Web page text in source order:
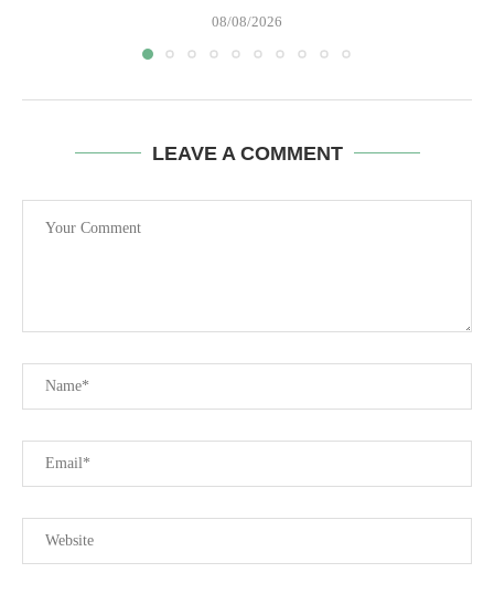
08/08/2026
LEAVE A COMMENT